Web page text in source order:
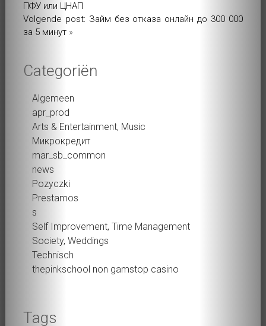
ПФУ или ЦНАП
Volgende post: Займ без отказа онлайн до 300 000
за 5 минут»
Categoriën
Algemeen
apr_prod
Arts & Entertainment, Music
Микрокредит
mar_sb_common
news
Pozyczki
Prestamos
s
Self Improvement, Time Management
Society, Weddings
Technisch
thepinkschool non gamstop casino
Tags